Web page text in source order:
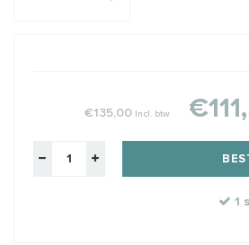
€135,00 Incl. btw
1